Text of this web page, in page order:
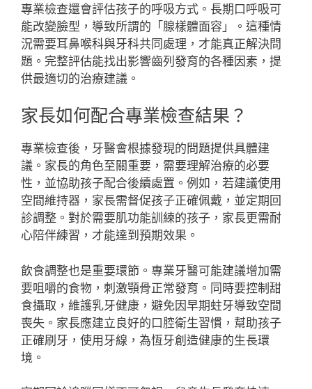
專業檢查還會評估孩子的呼吸方式。長期口呼吸可
能改變臉型，導致所謂的「腺樣體面容」。這種情
況需要耳鼻喉科與牙科共同處理，才能真正解決問
題。完整評估能找出影響齒列發育的各種因素，提
供最適切的治療建議。
家長如何配合專業檢查結果？
專業檢查後，牙醫會根據發現的問題提供具體建
議。家長的角色至關重要，需要理解治療的必要
性，並協助孩子配合後續處置。例如，若建議使用
空間維持器，家長需督促孩子正確佩戴，並定期回
診調整。對於需要肌功能訓練的孩子，家長更需耐
心陪伴練習，才能達到預期效果。
飲食調整也是重要環節。專業牙醫可能建議增加需
要咀嚼的食物，刺激顎骨正常發育。同時要控制甜
食攝取，維護乳牙健康，避免因早期蛀牙導致空間
喪失。家長應建立良好的口腔衛生習慣，幫助孩子
正確刷牙，使用牙線，為恆牙創造健康的生長環
境。